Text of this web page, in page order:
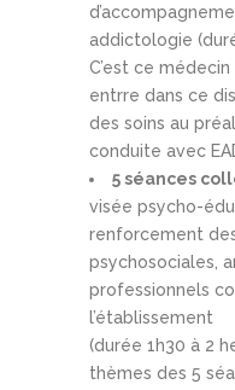
addictologie
C’est ce
entrre dans ce
des soins au
conduite avec
5 séances
visée psycho-
renforcement
psychosociales,
professionnels
l’établissement
(durée 1h30 à 2
thèmes des 5